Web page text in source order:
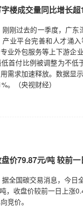
楼成交量同比增长超
刚过去的一季度，广
业平台完善和人才涌
业外包服务等上下游企
首付比例被调整为不
需求加速释放。数据显
。（央视财经）
价79.87元/吨 较前
全国碳交易消息，今
，收盘价较前一日上涨
竞价。